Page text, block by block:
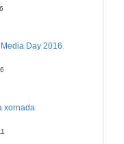
Day 2016
xornada